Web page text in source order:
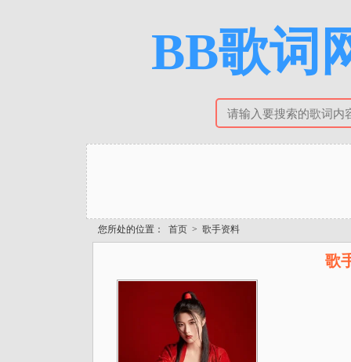
BB歌词
您所处的位置： 首页 > 歌手资料
歌